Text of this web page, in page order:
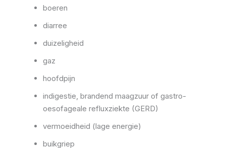
boeren
diarree
duizeligheid
gaz
hoofdpijn
indigestie, brandend maagzuur of gastro-
oesofageale refluxziekte (GERD)
vermoeidheid (lage energie)
buikgriep